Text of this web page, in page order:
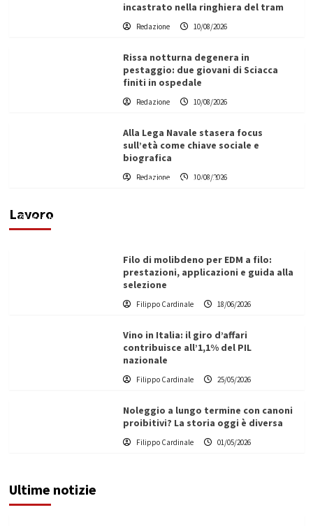
incastrato nella ringhiera del tram
Redazione 10/08/2026
Rissa notturna degenera in
pestaggio: due giovani di Sciacca
finiti in ospedale
Redazione 10/08/2026
Alla Lega Navale stasera focus
sull’età come chiave sociale e
biografica
Redazione 10/08/2026
Lavoro
L’ingegnere saccense Buscarnera partner chiave
di un progetto transnazionale per la transizione
Filippo Cardinale
Filo di molibdeno per EDM a filo:
prestazioni, applicazioni e guida alla
selezione
Filippo Cardinale 18/06/2026
Vino in Italia: il giro d’affari
contribuisce all’1,1% del PIL
nazionale
Filippo Cardinale 25/05/2026
Noleggio a lungo termine con canoni
proibitivi? La storia oggi è diversa
Filippo Cardinale 01/05/2026
Ultime notizie